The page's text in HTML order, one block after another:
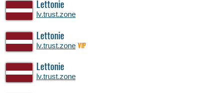
Lettonie
lv.trust.zone
Lettonie
lv.trust.zone VIP
Lettonie
lv.trust.zone